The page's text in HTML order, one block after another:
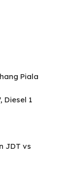
Piala
Diesel 1
JDT vs